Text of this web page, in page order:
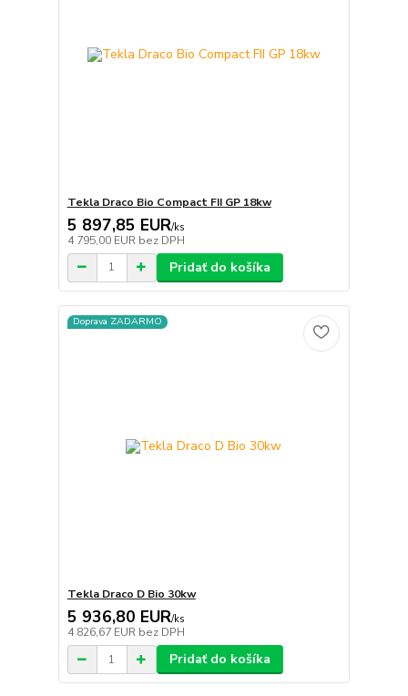
Tekla Draco Bio Compact FII GP 18kw
5 897,85 EUR/ks
4 795,00 EUR bez DPH
Pridať do košíka
Doprava ZADARMO
Tekla Draco D Bio 30kw
5 936,80 EUR/ks
4 826,67 EUR bez DPH
Pridať do košíka